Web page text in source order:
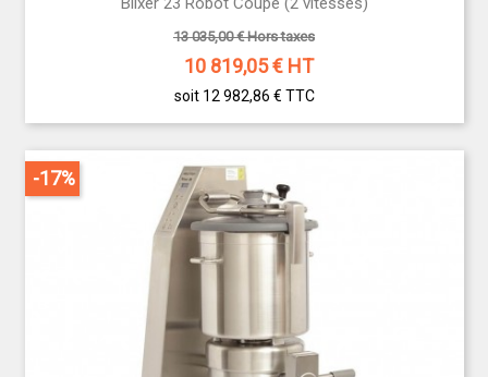
13 035,00 € Hors taxes
10 819,05€ HT
soit 12 982,86 € TTC
-17%